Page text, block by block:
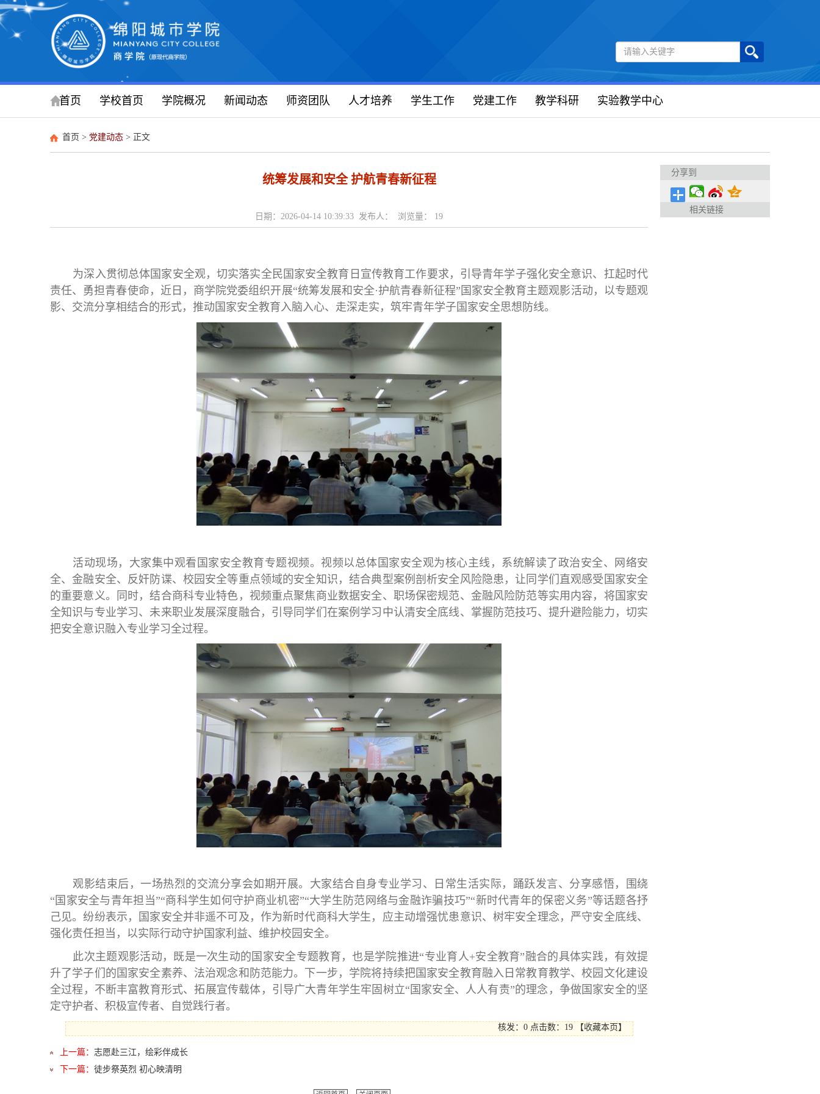
首页 学校首页 学院概况 新闻动态 师资团队 人才培养 学生工作 党建工作 教学科研 实验教学中心
首页 > 党建动态 > 正文
统筹发展和安全 护航青春新征程
日期：2026-04-14 10:39:33 发布人： 浏览量： 19
为深入贯彻总体国家安全观，切实落实全民国家安全教育日宣传教育工作要求，引导青年学子强化安全意识、扛起时代
责任、勇担青春使命，近日，商学院党委组织开展“统筹发展和安全·护航青春新征程”国家安全教育主题观影活动，以专题观
影、交流分享相结合的形式，推动国家安全教育入脑入心、走深走实，筑牢青年学子国家安全思想防线。
活动现场，大家集中观看国家安全教育专题视频。视频以总体国家安全观为核心主线，系统解读了政治安全、网络安
全、金融安全、反奸防谍、校园安全等重点领域的安全知识，结合典型案例剖析安全风险隐患，让同学们直观感受国家安全
的重要意义。同时，结合商科专业特色，视频重点聚焦商业数据安全、职场保密规范、金融风险防范等实用内容，将国家安
全知识与专业学习、未来职业发展深度融合，引导同学们在案例学习中认清安全底线、掌握防范技巧、提升避险能力，切实
把安全意识融入专业学习全过程。
观影结束后，一场热烈的交流分享会如期开展。大家结合自身专业学习、日常生活实际，踊跃发言、分享感悟，围绕
“国家安全与青年担当”“商科学生如何守护商业机密”“大学生防范网络与金融诈骗技巧”“新时代青年的保密义务”等话题各抒
己见。纷纷表示，国家安全并非遥不可及，作为新时代商科大学生，应主动增强忧患意识、树牢安全理念，严守安全底线、
强化责任担当，以实际行动守护国家利益、维护校园安全。
此次主题观影活动，既是一次生动的国家安全专题教育，也是学院推进“专业育人+安全教育”融合的具体实践，有效提
升了学子们的国家安全素养、法治观念和防范能力。下一步，学院将持续把国家安全教育融入日常教育教学、校园文化建设
全过程，不断丰富教育形式、拓展宣传载体，引导广大青年学生牢固树立“国家安全、人人有责”的理念，争做国家安全的坚
定守护者、积极宣传者、自觉践行者。
核发：0 点击数： 19 【收藏本页】
上一篇： 志愿赴三江，绘彩伴成长
下一篇： 徒步祭英烈 初心映清明
分享到
相关链接